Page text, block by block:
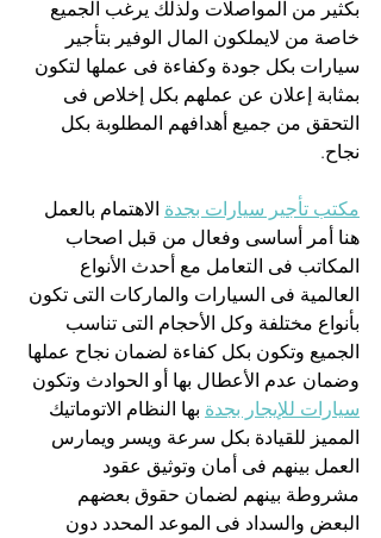
بكثير من المواصلات ولذلك يرغب الجميع
خاصة من لايملكون المال الوفير بتأجير
سيارات بكل جودة وكفاءة فى عملها لتكون
بمثابة إعلان عن عملهم بكل إخلاص فى
التحقق من جميع أهدافهم المطلوبة بكل
نجاح.
مكتب تأجير سيارات بجدة الاهتمام بالعمل
هنا أمر أساسى وفعال من قبل اصحاب
المكاتب فى التعامل مع أحدث الأنواع
العالمية فى السيارات والماركات التى تكون
بأنواع مختلفة وكل الأحجام التى تناسب
الجميع وتكون بكل كفاءة لضمان نجاح عملها
وضمان عدم الأعطال بها أو الحوادث وتكون
سيارات للإيجار بجدة بها النظام الاتوماتيك
المميز للقيادة بكل سرعة ويسر ويمارس
العمل بينهم فى أمان وتوثيق عقود
مشروطة بينهم لضمان حقوق بعضهم
البعض والسداد فى الموعد المحدد دون